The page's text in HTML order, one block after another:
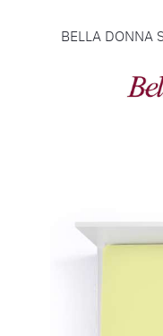
BELLA